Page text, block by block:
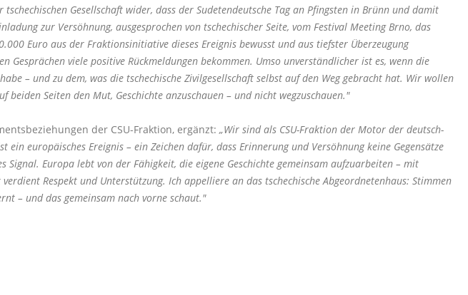
Gesellschaft wider, dass der Sudetendeutsche Tag an Pfingsten in Brünn und damit
zur Versöhnung, ausgesprochen von tschechischer Seite, vom Festival Meeting Brno, das
Euro aus der Fraktionsinitiative dieses Ereignis bewusst und aus tiefster Überzeugung
viele positive Rückmeldungen bekommen. Umso unverständlicher ist es, wenn die
– und zu dem, was die tschechische Zivilgesellschaft selbst auf den Weg gebracht hat. Wir wollen
Seiten den Mut, Geschichte anzuschauen – und nicht wegzuschauen."
der CSU-Fraktion, ergänzt: Wir sind als CSU-Fraktion der Motor der deutsch-
europäisches Ereignis – ein Zeichen dafür, dass Erinnerung und Versöhnung keine Gegensätze
Europa lebt von der Fähigkeit, die eigene Geschichte gemeinsam aufzuarbeiten – mit
Respekt und Unterstützung. Ich appelliere an das tschechische Abgeordnetenhaus: Stimmen
– und das gemeinsam nach vorne schaut."